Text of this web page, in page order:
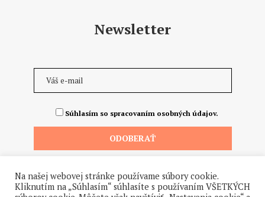
Newsletter
Súhlasím so spracovaním osobných údajov.
Na našej webovej stránke používame súbory cookie.
Kliknutím na „Súhlasím“ súhlasíte s používaním VŠETKÝCH